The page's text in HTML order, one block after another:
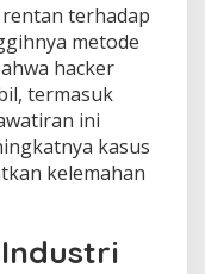
terhadap
metode
hacker
termasuk
ini
kasus
kelemahan